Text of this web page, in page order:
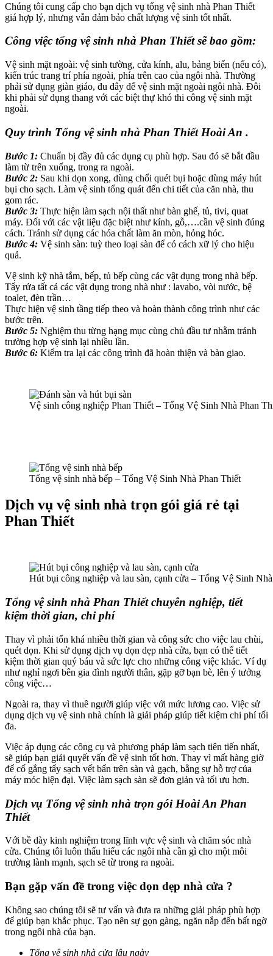
Chúng tôi cung cấp cho bạn dịch vụ tổng vệ sinh nhà Phan Thiết
giá hợp lý, nhưng vẫn đảm bảo chất lượng vệ sinh tốt nhất.
Công việc tổng vệ sinh nhà Phan Thiết sẽ bao gồm:
Vệ sinh mặt ngoài: vệ sinh tường, cửa kính, alu, bảng biển (nếu có),
kiến trúc trang trí phía ngoài, phía trên cao của ngôi nhà. Thường
phải sử dụng giàn giáo, đu dây để vệ sinh mặt ngoài ngôi nhà. Đôi
khi phải sử dụng thang với các biệt thự khó thi công vệ sinh mặt
ngoài.
Quy trình Tổng vệ sinh nhà Phan Thiết Hoài An .
Bước 1: Chuẩn bị đầy đủ các dụng cụ phù hợp. Sau đó sẽ bắt đầu
làm từ trên xuống, trong ra ngoài.
Bước 2: Sau khi dọn xong, dùng chổi quét bụi hoặc dùng máy hút
bụi cho sạch. Làm vệ sinh tổng quát đến chi tiết của căn nhà, thu
gom rác.
Bước 3: Thực hiện làm sạch nội thất như bàn ghế, tủ, tivi, quat
máy. Đối với các vật liệu đặc biệt như kính, gỗ,….cần vệ sinh đúng
cách. Tránh sử dụng các hóa chất làm ăn mòn, hỏng hóc.
Bước 4: Vệ sinh sàn: tuỳ theo loại sàn để có cách xữ lý cho hiệu
quả.
Vệ sinh kỹ nhà tắm, bếp, tủ bếp cùng các vật dụng trong nhà bếp.
Tẩy rửa tất cả các vật dụng trong nhà như : lavabo, vòi nước, bệ
toalet, đèn trần…
Thực hiện vệ sinh tầng tiếp theo và hoàn thành công trình như các
bước trên.
Bước 5: Nghiệm thu từng hạng mục cùng chủ đầu tư nhằm tránh
trường hợp vệ sinh lại nhiều lần.
Bước 6: Kiểm tra lại các công trình đã hoàn thiện và bàn giao.
Vệ sinh công nghiệp Phan Thiết – Tổng Vệ Sinh Nhà Phan
Tổng vệ sinh nhà bếp – Tổng Vệ Sinh Nhà Phan Thiết
Dịch vụ vệ sinh nhà trọn gói giá rẻ tại
Phan Thiết
Hút bụi công nghiệp và lau sàn, cạnh cửa – Tổng Vệ Sinh
Tổng vệ sinh nhà Phan Thiết chuyên nghiệp, tiết
kiệm thời gian, chi phí
Thay vì phải tốn khá nhiều thời gian và công sức cho việc lau chùi,
quét dọn. Khi sử dụng dịch vụ dọn dẹp nhà cửa, bạn có thể tiết
kiệm thời gian quý báu và sức lực cho những công việc khác. Ví dụ
như nghỉ ngơi bên gia đình người thân, gặp gỡ bạn bè, lên ý tưởng
công việc…
Ngoài ra, thay vì thuê người giúp việc với mức lương cao. Việc sử
dụng dịch vụ vệ sinh nhà chính là giải pháp giúp tiết kiệm chi phí tối
đa.
Việc áp dụng các công cụ và phương pháp làm sạch tiên tiến nhất,
sẽ giúp bạn giải quyết vấn đề vệ sinh tốt hơn. Thay vì mất hàng giờ
để cố gắng tẩy sạch vết bẩn trên sàn và gạch, bằng sự hỗ trợ của
máy móc hiện đại. Việc làm sạch sàn sẽ đơn giản và tối ưu hơn.
Dịch vụ Tổng vệ sinh nhà trọn gói Hoài An Phan
Thiết
Với bề dày kinh nghiệm trong lĩnh vực vệ sinh và chăm sóc nhà
cửa. Chúng tôi luôn thấu hiểu các ngôi nhà cần gì cho một môi
trường lành mạnh, sạch sẽ từ trong ra ngoài.
Bạn gặp vấn đề trong việc dọn dẹp nhà cửa ?
Không sao chúng tôi sẽ tư vấn và đưa ra những giải pháp phù hợp
để giúp bạn khắc phục. Tạo nên sự gọn gàng, ngăn nắp đến bất ngờ
trong ngôi nhà của bạn.
Tổng vệ sinh nhà cửa lâu ngày